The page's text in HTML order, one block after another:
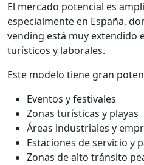
El mercado potencial es
especialmente en España,
vending está muy extendido
turísticos y laborales.
Este modelo tiene gran
Eventos y festivales
Zonas turísticas y playas
Áreas industriales y
Estaciones de servicio y
Zonas de alto tránsito